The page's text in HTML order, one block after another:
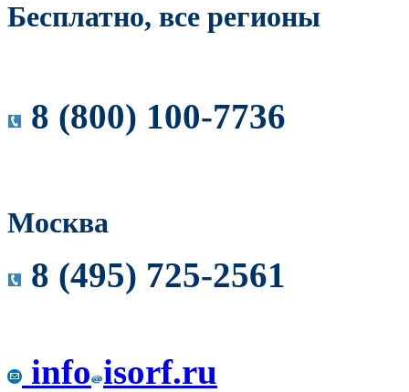
Бесплатно, все регионы
8 (800) 100-7736
Москва
8 (495) 725-2561
info isorf.ru